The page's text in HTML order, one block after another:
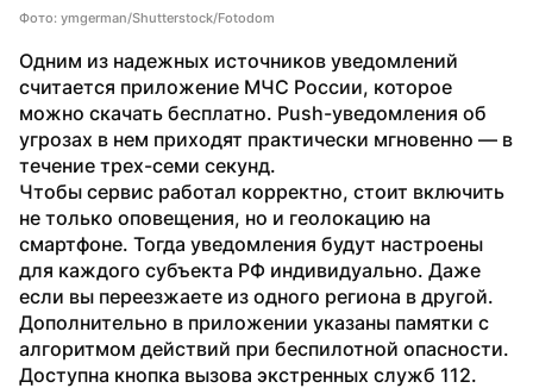
Фото: ymgerman/Shutterstock/Fotodom
Одним из надежных источников уведомлений
считается приложение МЧС России, которое
можно скачать бесплатно. Push-уведомления об
угрозах в нем приходят практически мгновенно — в
течение трех-семи секунд.
Чтобы сервис работал корректно, стоит включить
не только оповещения, но и геолокацию на
смартфоне. Тогда уведомления будут настроены
для каждого субъекта РФ индивидуально. Даже
если вы переезжаете из одного региона в другой.
Дополнительно в приложении указаны памятки с
алгоритмом действий при беспилотной опасности.
Доступна кнопка вызова экстренных служб 112.